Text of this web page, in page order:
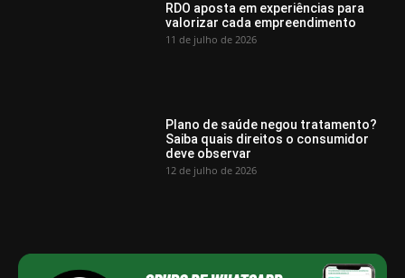
RDO aposta em experiências para
valorizar cada empreendimento
11 de julho de 2026
Plano de saúde negou tratamento?
Saiba quais direitos o consumidor
deve observar
12 de julho de 2026